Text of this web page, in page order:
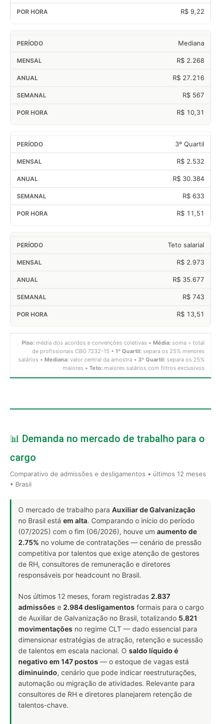
R$ 9,22
Mediana
R$ 2.268
R$ 27.216
R$ 567
R$ 10,31
3º Quartil
R$ 2.532
R$ 30.384
R$ 633
R$ 11,51
Teto salarial
R$ 2.973
R$ 35.677
R$ 743
R$ 13,51
Piso: média dos acordos e convenções coletivas • Média: soma ÷ total
de profissionais CBO 7232-15 • 1º Quartil: separa os 25% menores
salários • Mediana: valor central da amostra • 3º Quartil: separa os 25%
maiores • Teto: maiores salários com filtros exclusivos
📊 Demanda no mercado de trabalho para o
cargo
Comparativo de admissões e desligamentos • últimos 12 meses
• Brasil
O mercado de trabalho para Auxiliar de Galvanização
no Brasil está em alta. Comparando o início do período
(07/2025) com o fim (06/2026), houve um aumento de
2.75% no volume de contratações — cenário de pressão
competitiva por talentos que exige atenção de gestores
de RH, consultores de remuneração e diretores
responsáveis por headcount no Brasil.
Nos últimos 12 meses, foram registradas 2.837
admissões e 2.984 desligamentos formais para o cargo
de Auxiliar de Galvanização no Brasil, totalizando 5.821
movimentações no regime CLT — dado essencial para
dimensionar estratégias de atração, retenção e sucessão
de talentos em escala nacional. O saldo líquido é
negativo em 147 postos — o estoque de vagas está
diminuindo, cenário que pode indicar reestruturações,
automação ou migração de atividades. Relevante para
consultores de RH e diretores planejarem retenção de
talentos-chave.